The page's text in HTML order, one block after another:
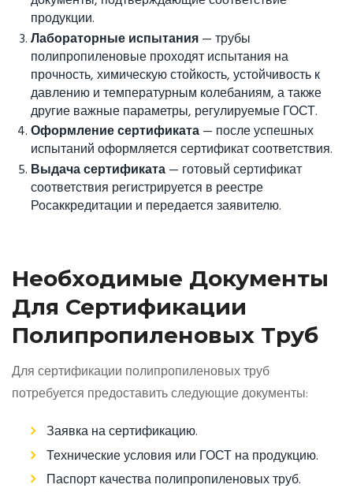
продукции.
Лабораторные испытания— трубы
полипропиленовые проходят испытания на
прочность, химическую стойкость, устойчивость к
давлению и температурным колебаниям, а также
другие важные параметры, регулируемые ГОСТ.
Оформление сертификата— после успешных
испытаний оформляется сертификат соответствия.
Выдача сертификата— готовый сертификат
соответствия регистрируется в реестре
Росаккредитации и передается заявителю.
Необходимые Документы
Для Сертификации
Полипропиленовых Труб
Для сертификации полипропиленовых труб
потребуется предоставить следующие документы:
Заявка на сертификацию.
Технические условия или ГОСТ на продукцию.
Паспорт качества полипропиленовых труб.